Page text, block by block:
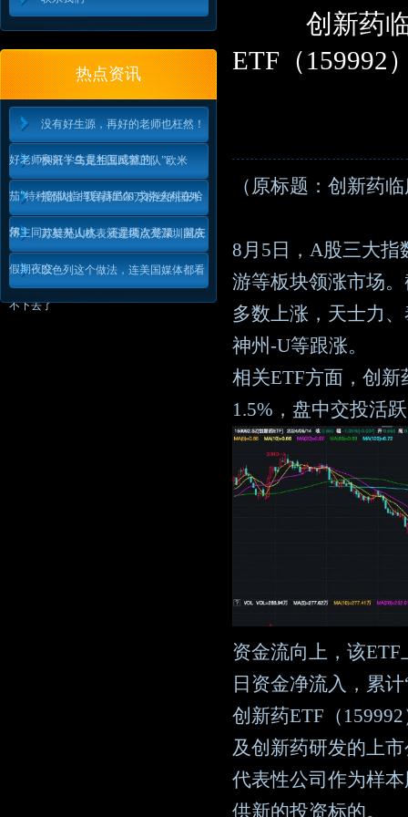
热点资讯
没有好生源，再好的老师也枉然！
好老师和好学生是相互成就的
快讯！乌克兰国民警卫队”欧米
茄”特种部队指挥官基里尔·戈洛夫科在哈
尔
震惊啦！我有和500万粉丝的国外
博主同款桂林山水，还是两次登顶，就在
万架无人机表演连续点亮深圳国庆
假期夜空以色列这个做法，连美国媒体都看
不下去了
创新药
ETF（159992
（原标题：创新药
8月5日，A股三大指
游等板块领涨市场
多数上涨，天士力
神州-U等跟涨。
相关ETF方面，创新
1.5%，盘中交投活
资金流向上，该
日资金净流入，累
创新药ETF（
及创新药研发的上
代表性公司作为样
供新的投资标的。